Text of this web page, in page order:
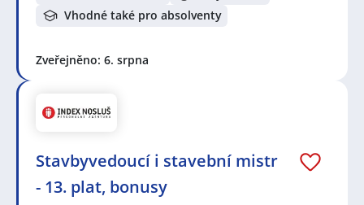
Vhodné také pro absolventy
Zveřejněno: 6. srpna
Stavbyvedoucí i stavební mistr
- 13. plat, bonusy